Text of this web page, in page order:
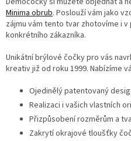
Minima obrub. Poslouží vám jako
zájmu vám tento tvar zhotovíme i
konkrétního zákazníka.
Unikátní brýlové čočky pro vás
kreativ již od roku 1999. Nabízíme
Ojedinělý patentovaný
Realizaci i vašich vlastních
Přizpůsobení rozměrům a
Zakrytí okrajové tloušťky